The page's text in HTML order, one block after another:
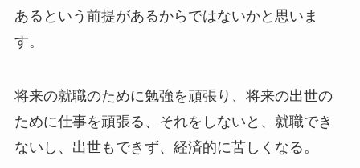
あるという前提があるからではないかと思いま
す。
将来の就職のために勉強を頑張り、将来の出世の
ために仕事を頑張る、それをしないと、就職でき
ないし、出世もできず、経済的に苦しくなる。